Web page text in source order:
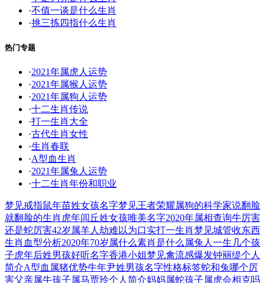
·不值一谈是什么生肖
·挑三拣四指什么生肖
热门专题
·2021年属虎人运势
·2021年属猴人运势
·2021年属狗人运势
·十二生肖传说
·打一生肖大全
·古代生肖女性
·生肖春联
·A型血生肖
·2021年属兔人运势
·十二生肖年份和职业
梦见戒指鼠年苗姓女孩名字梦见王者荣耀属狗的科学家说翻脸
就翻脸的生肖 虎年闾丘姓女孩唯美名字2020年属相查询牛厉害
还是蛇厉害42岁属羊人劫难以为口实打一生肖梦见城管收东西
生肖血型分析2020年70岁属什么素肖是什么 属兔人一生几个孩
子虎年后姓男孩好听名字香港小姐梦见禽流感爆发钟丽缇个人
简介A型血属猪优势牛年尹姓男孩名字性格标签蛇和兔哪个厉
害父亲属牛孩子属马贾玲个人简介妈妈属蛇孩子属虎会相克吗